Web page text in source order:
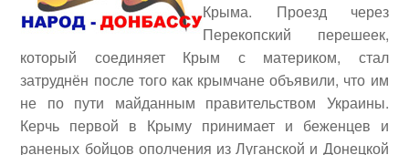
Крыма. Проезд через
Перекопский перешеек,
который соединяет Крым с материком, стал
затруднён после того как крымчане объявили, что им
не по пути майданным правительством Украины.
Керчь первой в Крыму принимает и беженцев и
раненых бойцов ополчения из Луганской и Донецкой